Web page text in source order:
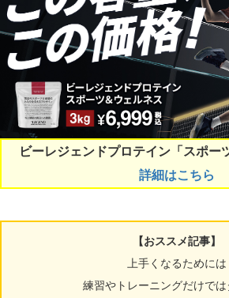
ビーレジェンドプロテイン「スポー
詳細はこちら
【おススメ記事】
上手くなるためには
練習やトレーニングだけでは